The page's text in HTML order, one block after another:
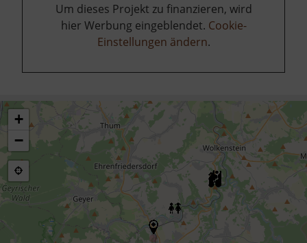
Um dieses Projekt zu finanzieren, wird
hier Werbung eingeblendet. Cookie-
Einstellungen ändern.
+
−